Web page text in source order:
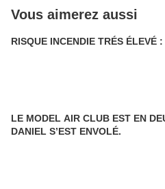
Vous aimerez aussi
LE MODEL AIR CLUB EST EN DEUIL :
DANIEL S’EST ENVOLÉ.